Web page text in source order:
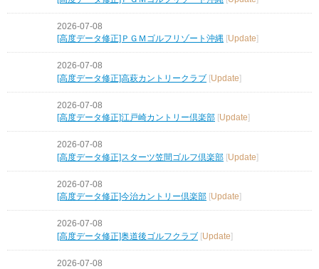
2026-07-08
[高度データ修正]ＰＧＭゴルフリゾート沖縄 Update
2026-07-08
[高度データ修正]高萩カントリークラブ [Update]
2026-07-08
[高度データ修正]江戸崎カントリー倶楽部 Update
2026-07-08
[高度データ修正]スターツ笠間ゴルフ倶楽部 [Update]
2026-07-08
[高度データ修正]今治カントリー倶楽部 Update
2026-07-08
[高度データ修正]奥道後ゴルフクラブ [Update]
2026-07-08